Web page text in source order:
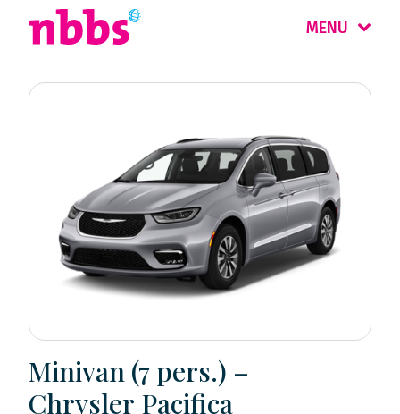
MENU
Minivan (7 pers.) –
Chrysler Pacifica